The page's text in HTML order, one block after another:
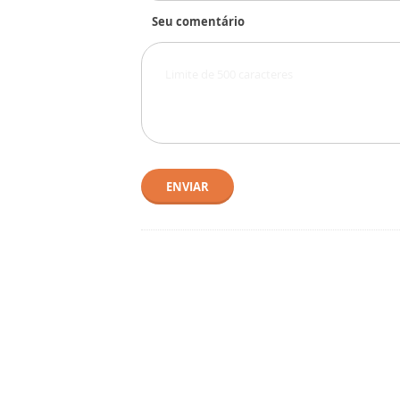
Seu comentário
ENVIAR